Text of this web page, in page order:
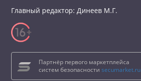
Главный редактор: Динеев М.Г.
Партнёр первого маркетплейса
систем безопасности secumarket.ru